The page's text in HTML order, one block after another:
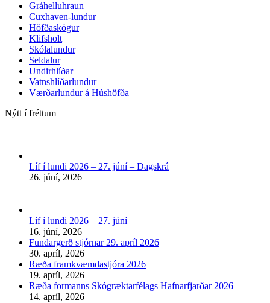
Gráhelluhraun
Cuxhaven-lundur
Höfðaskógur
Klifsholt
Skólalundur
Seldalur
Undirhlíðar
Vatnshlíðarlundur
Værðarlundur á Húshöfða
Nýtt í fréttum
Líf í lundi 2026 – 27. júní – Dagskrá
26. júní, 2026
Líf í lundi 2026 – 27. júní
16. júní, 2026
Fundargerð stjórnar 29. apríl 2026
30. apríl, 2026
Ræða framkvæmdastjóra 2026
19. apríl, 2026
Ræða formanns Skógræktarfélags Hafnarfjarðar 2026
14. apríl, 2026